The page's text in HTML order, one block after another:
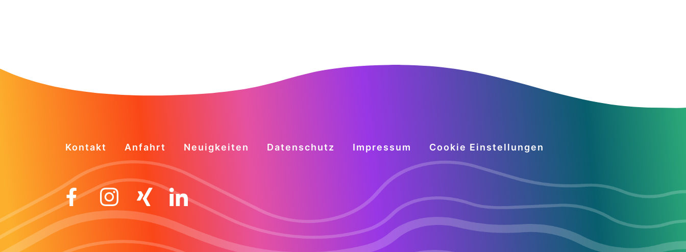
Kontakt Anfahrt Neuigkeiten Datenschutz Impressum Cookie Einstellungen